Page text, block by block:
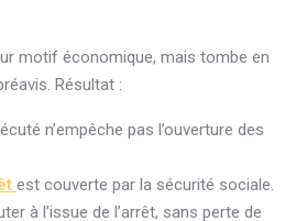
motif économique, mais tombe en
Résultat :
n’empêche pas l’ouverture des
est couverte par la sécurité sociale.
à l’issue de l’arrêt, sans perte de